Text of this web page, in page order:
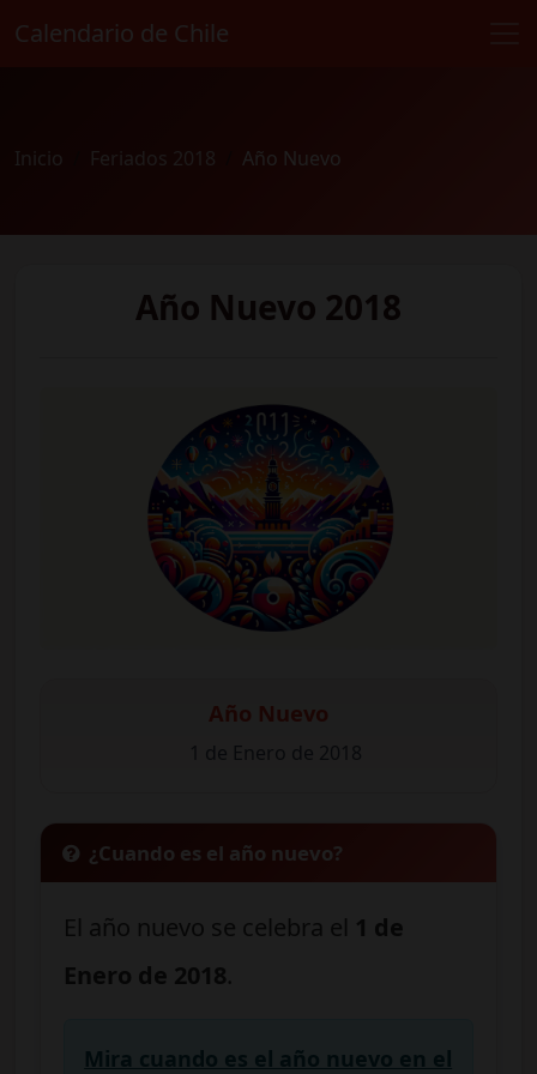
Calendario de Chile
Inicio Feriados 2018 Año Nuevo
Año Nuevo 2018
Año Nuevo
1 de Enero de 2018
¿Cuando es el año nuevo?
El año nuevo se celebra el 1 de
Enero de 2018.
Mira cuando es el año nuevo en el